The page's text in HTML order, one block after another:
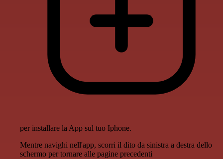
per installare la App sul tuo Iphone.
Mentre navighi nell'app, scorri il dito da sinistra a destra dello
schermo per tornare alle pagine precedenti